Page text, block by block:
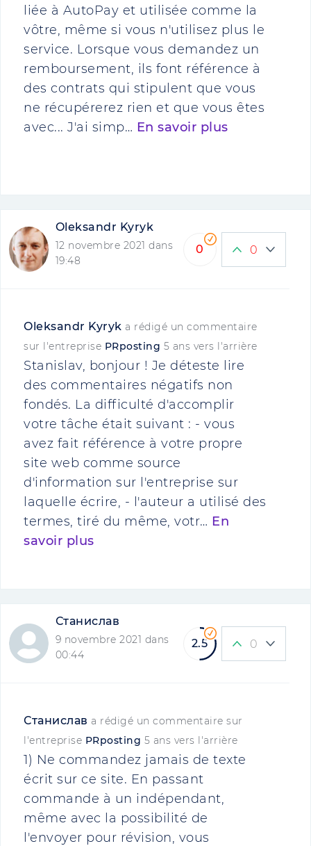
liée à AutoPay et utilisée comme la
vôtre, même si vous n'utilisez plus le
service. Lorsque vous demandez un
remboursement, ils font référence à
des contrats qui stipulent que vous
ne récupérerez rien et que vous êtes
avec... J'ai simp… En savoir plus
Oleksandr Kyryk
12 novembre 2021 dans
19:48
0 0
Oleksandr Kyryk a rédigé un commentaire
sur l'entreprise PRposting 5 ans vers l'arrière
Stanislav, bonjour ! Je déteste lire
des commentaires négatifs non
fondés. La difficulté d'accomplir
votre tâche était suivant : - vous
avez fait référence à votre propre
site web comme source
d'information sur l'entreprise sur
laquelle écrire, - l'auteur a utilisé des
termes, tiré du même, votr… En
savoir plus
Станислав
9 novembre 2021 dans
00:44
2.5 0
Станислав a rédigé un commentaire sur
l'entreprise PRposting 5 ans vers l'arrière
1) Ne commandez jamais de texte
écrit sur ce site. En passant
commande à un indépendant,
même avec la possibilité de
l'envoyer pour révision, vous